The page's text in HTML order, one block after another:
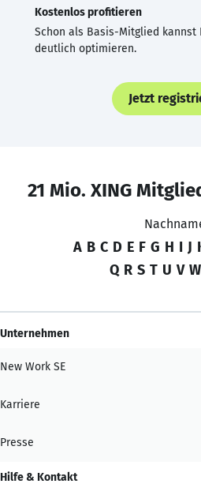
Kostenlos profitieren
Schon als Basis-Mitglied kannst
deutlich optimieren.
Jetzt
21 Mio. XING
A B C D E F G H I J
Q R S T U V W
Unternehmen
New Work SE
Karriere
Presse
Hilfe & Kontakt